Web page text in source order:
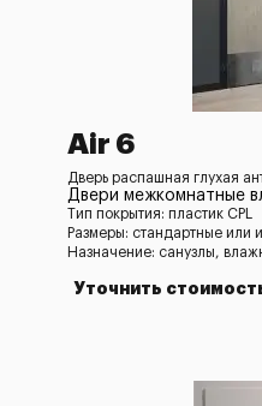
Air 6
Дверь распашная глухая
Двери межкомнатные
Тип покрытия: пластик CPL
Размеры: стандартные или
Назначение: санузлы,
Уточнить